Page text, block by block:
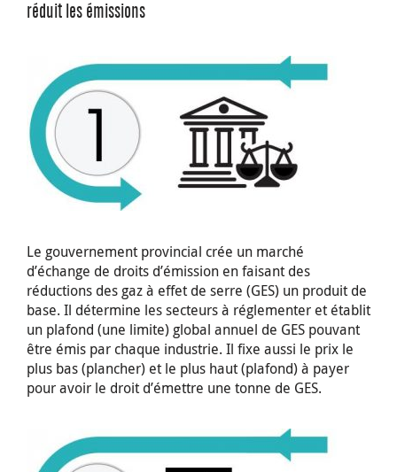
réduit les émissions
Le gouvernement provincial crée un marché
d’échange de droits d’émission en faisant des
réductions des gaz à effet de serre (GES) un produit de
base. Il détermine les secteurs à réglementer et établit
un plafond (une limite) global annuel de GES pouvant
être émis par chaque industrie. Il fixe aussi le prix le
plus bas (plancher) et le plus haut (plafond) à payer
pour avoir le droit d’émettre une tonne de GES.